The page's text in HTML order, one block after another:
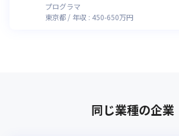
プログラマ
東京都
年収 : 450-650万円
同じ業種の企業